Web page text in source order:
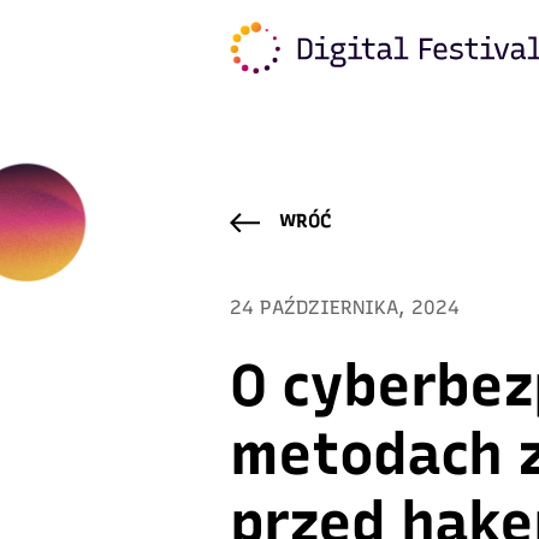
: Trying to access array offset on value of
content/plugins/freshmail-integration/vendor/
WRÓĆ
24 PAŹDZIERNIKA, 2024
O
metodach
przed